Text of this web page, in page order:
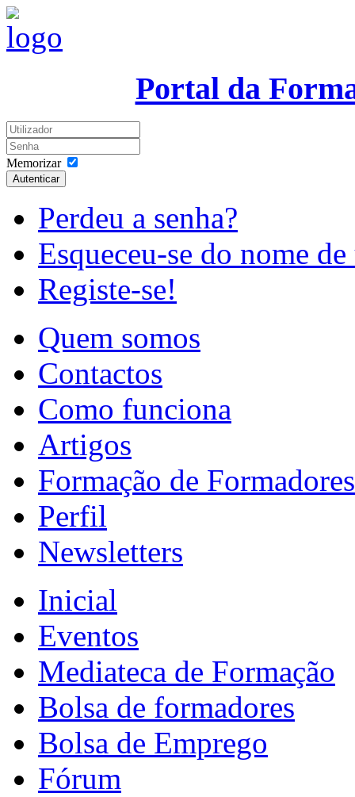
Portal da
Memorizar
Autenticar
Perdeu a senha?
Esqueceu-se do nome
Registe-se!
Quem somos
Contactos
Como funciona
Artigos
Formação de Formadores
Perfil
Newsletters
Inicial
Eventos
Mediateca de Formação
Bolsa de formadores
Bolsa de Emprego
Fórum